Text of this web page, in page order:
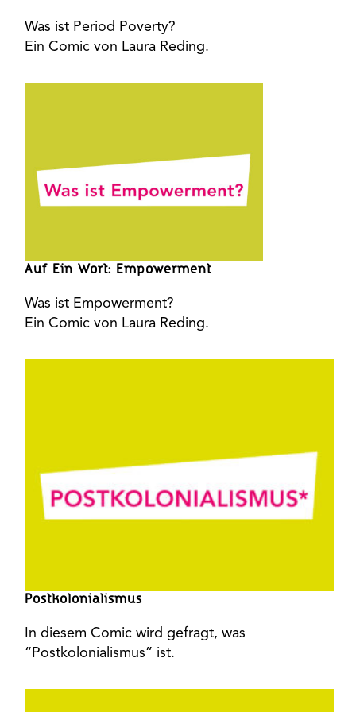
Was ist Period Poverty?
Ein Comic von Laura Reding.
Auf Ein Wort: Empowerment
Was ist Empowerment?
Ein Comic von Laura Reding.
Postkolonialismus
In diesem Comic wird gefragt, was
“Postkolonialismus” ist.